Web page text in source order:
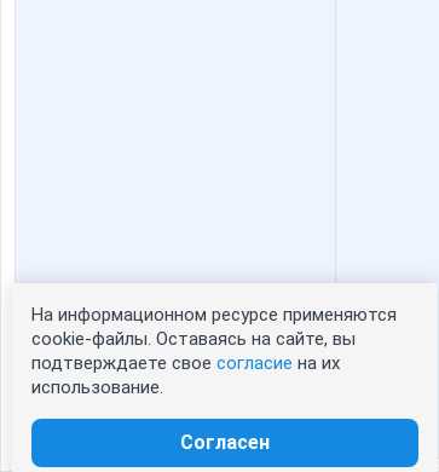
Статистика портрета:
сейчас просматривают портрет - 0
зарегистрированные пользователи
На информационном ресурсе применяются
cookie-файлы. Оставаясь на сайте, вы
подтверждаете свое согласие на их
использование.
Согласен